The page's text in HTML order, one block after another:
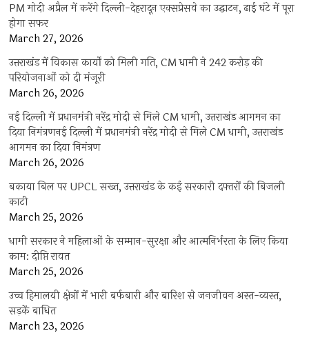
PM मोदी अप्रैल में करेंगे दिल्ली-देहरादून एक्सप्रेसवे का उद्घाटन, ढाई घंटे में पूरा
होगा सफर
March 27, 2026
उत्तराखंड में विकास कार्यों को मिली गति, CM धामी ने 242 करोड़ की
परियोजनाओं को दी मंजूरी
March 26, 2026
नई दिल्ली में प्रधानमंत्री नरेंद्र मोदी से मिले CM धामी, उत्तराखंड आगमन का
दिया निमंत्रणनई दिल्ली में प्रधानमंत्री नरेंद्र मोदी से मिले CM धामी, उत्तराखंड
आगमन का दिया निमंत्रण
March 26, 2026
बकाया बिल पर UPCL सख्त, उत्तराखंड के कई सरकारी दफ्तरों की बिजली
काटी
March 25, 2026
धामी सरकार ने महिलाओं के सम्मान-सुरक्षा और आत्मनिर्भरता के लिए किया
काम: दीप्ति रावत
March 25, 2026
उच्च हिमालयी क्षेत्रों में भारी बर्फबारी और बारिश से जनजीवन अस्त-व्यस्त,
सड़कें बाधित
March 23, 2026